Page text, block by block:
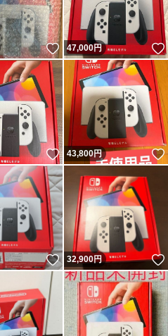
いいね！
47,000円
いいね！
43,800円
いいね！
32,900円